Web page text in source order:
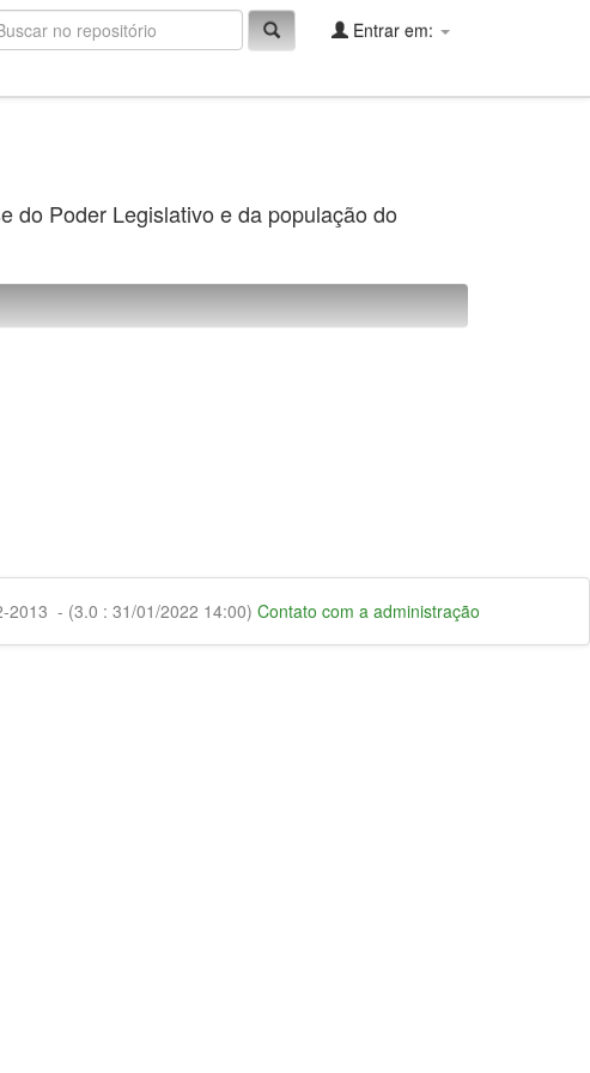
Entrar em:
do Poder Legislativo e da população do
2013 - (3.0 : 31/01/2022 14:00) Contato com a administração